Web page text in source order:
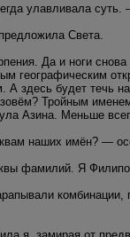
улавливала
Света.
Да и ноги снова
географическим
А здесь будет течь
Тройным
Азина. Меньше
наших имён? —
фамилий. Я
я, замирая от